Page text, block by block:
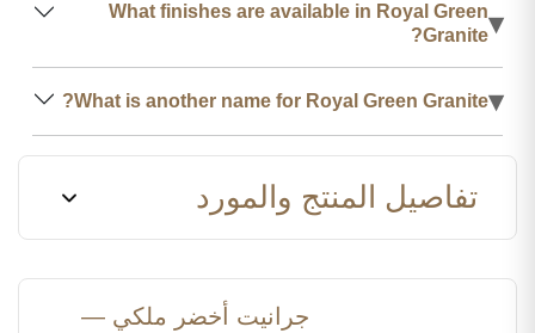
▾
What finishes are available in Royal Green
Granite?
▾
What is another name for Royal Green Granite?
تفاصيل المنتج والمورد
جرانيت أخضر ملكي —